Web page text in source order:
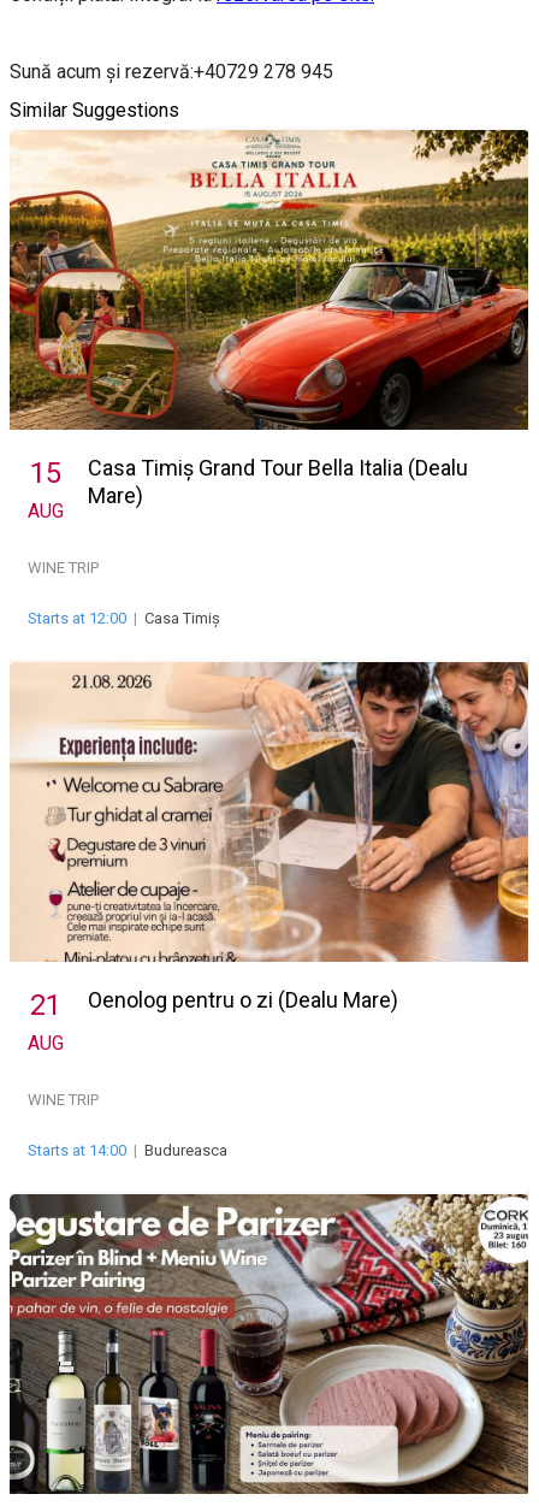
Sună acum și rezervă:+40729 278 945
Similar Suggestions
15
AUG
Casa Timiș Grand Tour Bella Italia (Dealu
Mare)
WINE TRIP
Starts at 12:00 | Casa Timiș
21
AUG
Oenolog pentru o zi (Dealu Mare)
WINE TRIP
Starts at 14:00 | Budureasca